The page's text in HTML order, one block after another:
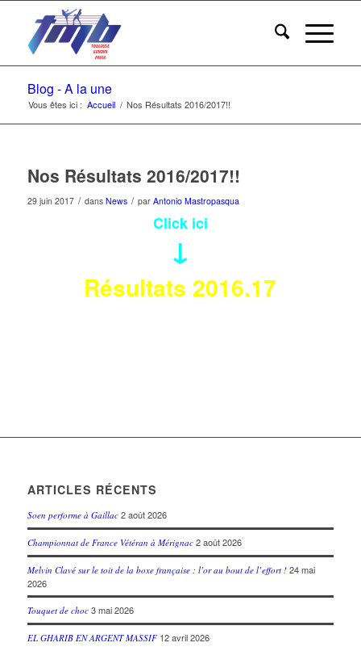
Blog - A la une
Vous êtes ici : Accueil / Nos Résultats 2016/2017!!
Nos Résultats 2016/2017!!
29 juin 2017 / dans News / par Antonio Mastropasqua
Click ici
↓
Résultats 2016.17
ARTICLES RÉCENTS
Soen performe à Gaillac 2 août 2026
Championnat de France Vétéran à Mérignac 2 août 2026
Melvin Clavé sur le toit de la boxe française : l’or au bout de l’effort ! 24 mai
2026
Touquet de choc 3 mai 2026
EL GHARIB EN ARGENT MASSIF 12 avril 2026